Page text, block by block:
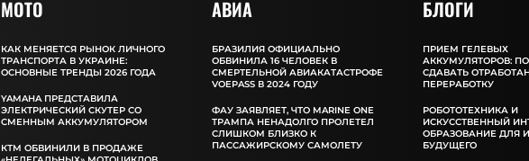
MOTO
КАК МЕНЯЕТСЯ РЫНОК ЛИЧНОГО
ТРАНСПОРТА В УКРАИНЕ:
ОСНОВНЫЕ ТРЕНДЫ 2026 ГОДА
YAMAHA ПРЕДСТАВИЛА
ЭЛЕКТРИЧЕСКИЙ СКУТЕР СО
СМЕННЫМ АККУМУЛЯТОРОМ
КТМ ОБВИНИЛИ В ПРОДАЖЕ
АВИА
БРАЗИЛИЯ ОФИЦИАЛЬНО
ОБВИНИЛА 16 ЧЕЛОВЕК В
СМЕРТЕЛЬНОЙ АВИАКАТАСТРОФЕ
VOEPASS В 2024 ГОДУ
ФАУ ЗАЯВЛЯЕТ, ЧТО MARINE ONE
ТРАМПА НЕНАДОЛГО ПРОЛЕТЕЛ
СЛИШКОМ БЛИЗКО К
ПАССАЖИРСКОМУ САМОЛЕТУ
БЛОГИ
ПРИЕМ ГЕЛЕВЫХ
АККУМУЛЯТОРОВ:
СДАВАТЬ
ПЕРЕРАБОТКУ
РОБОТОТЕХНИКА И
ИСКУССТВЕННЫЙ
ОБРАЗОВАНИЕ ДЛЯ
БУДУЩЕГО